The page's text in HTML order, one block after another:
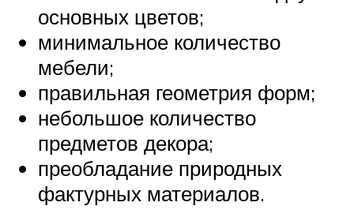
основных цветов;
минимальное количество
мебели;
правильная геометрия форм;
небольшое количество
предметов декора;
преобладание природных
фактурных материалов.